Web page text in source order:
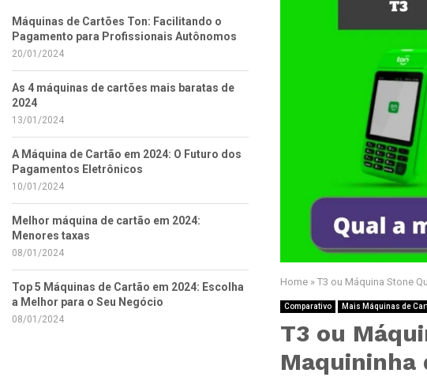
Home » T3 ou Máquina Stone
Comparativo Mais Máquinas de
T3 ou
Maquininha
Máquinas de Cartões Ton: Facilitando o
Pagamento para Profissionais Autônomos
20/01/2024
As 4 máquinas de cartões mais baratas de
2024
13/01/2024
A Máquina de Cartão em 2024: O Futuro dos
Pagamentos Eletrônicos
10/01/2024
Melhor máquina de cartão em 2024:
Menores taxas
08/01/2024
Top 5 Máquinas de Cartão em 2024: Escolha
a Melhor para o Seu Negócio
08/01/2024